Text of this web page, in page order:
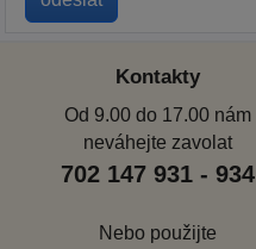
Kontakty
Od 9.00 do 17.00 nám
neváhejte zavolat
702 147 931 - 934
Nebo použijte